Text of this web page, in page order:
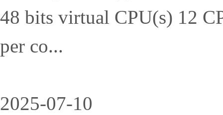
48 bits virtual CPU(s) 12
per co...
2025-07-10